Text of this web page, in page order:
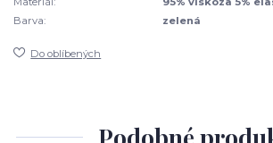
Barva:
zelená
Do oblíbených